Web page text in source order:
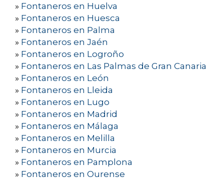
» Fontaneros en Huelva
» Fontaneros en Huesca
» Fontaneros en Palma
» Fontaneros en Jaén
» Fontaneros en Logroño
» Fontaneros en Las Palmas de Gran Canaria
» Fontaneros en León
» Fontaneros en Lleida
» Fontaneros en Lugo
» Fontaneros en Madrid
» Fontaneros en Málaga
» Fontaneros en Melilla
» Fontaneros en Murcia
» Fontaneros en Pamplona
» Fontaneros en Ourense